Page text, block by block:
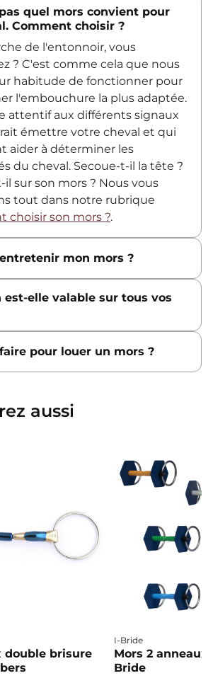
quel mors convient pour
Comment choisir ?
de l'entonnoir, vous
? C'est comme cela que nous
habitude de fonctionner pour
l'embouchure la plus adaptée.
attentif aux différents signaux
émettre votre cheval et qui
aider à déterminer les
du cheval. Secoue-t-il la tête ?
il sur son mors ? Nous vous
tout dans notre rubrique
choisir son mors ?.
mon mors ?
est-elle valable sur tous vos
pour louer un mors ?
aussi
double brisure
I-Bride
Mors 2
Bride